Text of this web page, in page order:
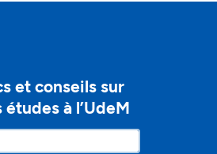
et conseils sur
à l’UdeM